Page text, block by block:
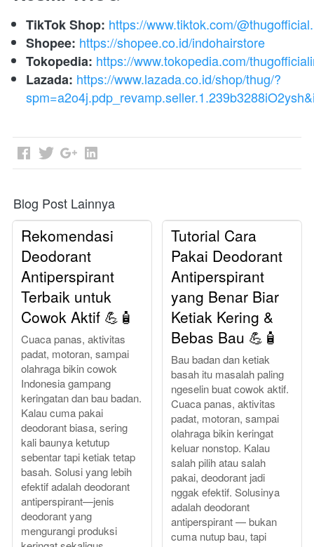
TikTok Shop: https://www.tiktok.com/
Shopee: https://shopee.co.id/indohairstore
Tokopedia: https://www.tokopedia.com/
Lazada: https://www.lazada.co.id/shop/thug/?
Blog Post Lainnya
Rekomendasi
Deodorant
Antiperspirant
Terbaik untuk
Cowok Aktif 💪🧴
Cuaca panas, aktivitas
padat, motoran, sampai
olahraga bikin cowok
Indonesia gampang
keringatan dan bau badan.
Kalau cuma pakai
deodorant biasa, sering
kali baunya ketutup
sebentar tapi ketiak tetap
basah. Solusi yang lebih
efektif adalah deodorant
antiperspirant—jenis
deodorant yang
mengurangi produksi
Tutorial Cara
Pakai Deodorant
Antiperspirant
yang Benar Biar
Ketiak Kering &
Bebas Bau 💪🧴
Bau badan dan ketiak
basah itu masalah paling
ngeselin buat cowok aktif.
Cuaca panas, aktivitas
padat, motoran, sampai
olahraga bikin keringat
keluar nonstop. Kalau
salah pilih atau salah
pakai, deodorant jadi
nggak efektif. Solusinya
adalah deodorant
antiperspirant — bukan
cuma nutup bau, tapi